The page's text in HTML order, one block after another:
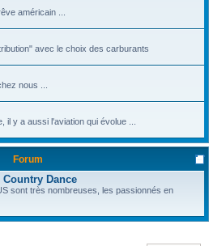
américain ...
avec le choix des carburants
nous ...
il y a aussi l'aviation qui évolue ...
Forum
Dance
sont très nombreuses, les passionnés en